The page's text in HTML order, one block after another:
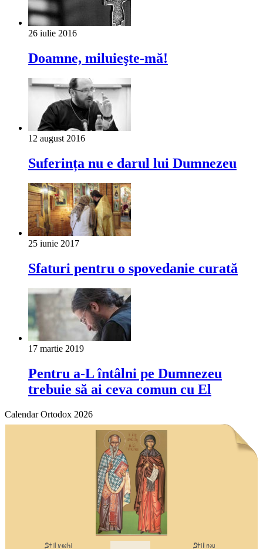
26 iulie 2016
Doam­ne, miluieşte-mă!
12 august 2016
Suferința nu e darul lui Dumnezeu
25 iunie 2017
Sfaturi pentru o spovedanie curată
17 martie 2019
Pentru a-L întâlni pe Dumnezeu
trebuie să ai ceva comun cu El
Calendar Ortodox 2026